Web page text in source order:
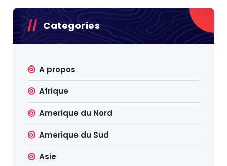
Categories
A propos
Afrique
Amerique du Nord
Amerique du Sud
Asie